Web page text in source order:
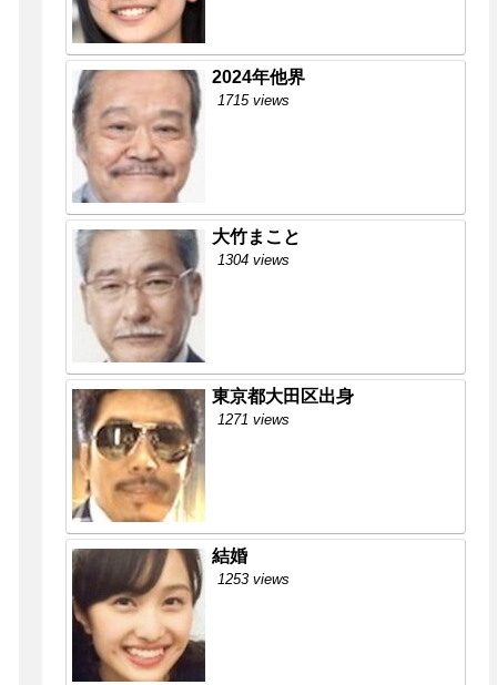
2024年他界
1715 views
大竹まこと
1304 views
東京都大田区出身
1271 views
結婚
1253 views